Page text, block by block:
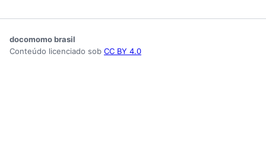
docomomo brasil
Conteúdo licenciado sob CC BY 4.0